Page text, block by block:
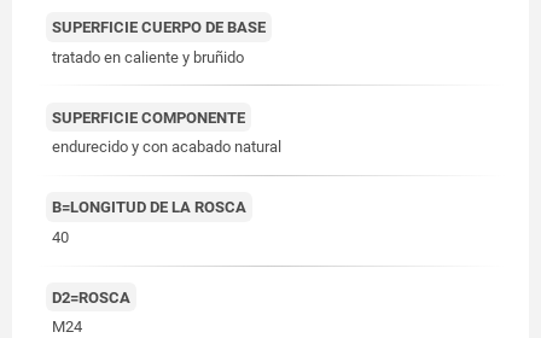
SUPERFICIE CUERPO DE BASE
tratado en caliente y bruñido
SUPERFICIE COMPONENTE
endurecido y con acabado natural
B=LONGITUD DE LA ROSCA
40
D2=ROSCA
M24